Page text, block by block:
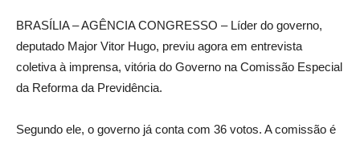
BRASÍLIA – AGÊNCIA CONGRESSO – Líder do governo,
deputado Major Vitor Hugo, previu agora em entrevista
coletiva à imprensa, vitória do Governo na Comissão Especial
da Reforma da Previdência.
Segundo ele, o governo já conta com 36 votos. A comissão é